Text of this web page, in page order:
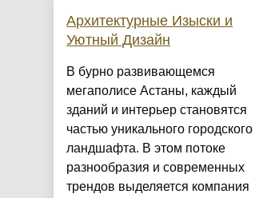
Архитектурные Изыски и
Уютный Дизайн
​В бурно развивающемся
мегаполисе Астаны, каждый
зданий и интерьер становятся
частью уникального городского
ландшафта. В этом потоке
разнообразия и современных
трендов выделяется компания